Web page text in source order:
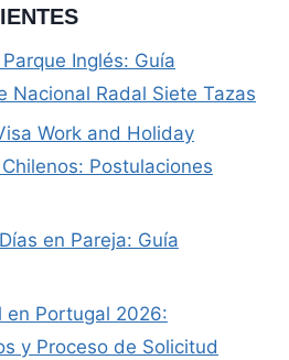
Inglés: Guía
Nacional Radal Siete Tazas
Work and Holiday
Postulaciones
en Pareja: Guía
en Portugal 2026:
y Proceso de Solicitud